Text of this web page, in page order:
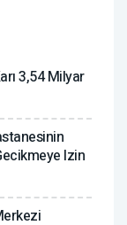
3,54 Milyar
Izin